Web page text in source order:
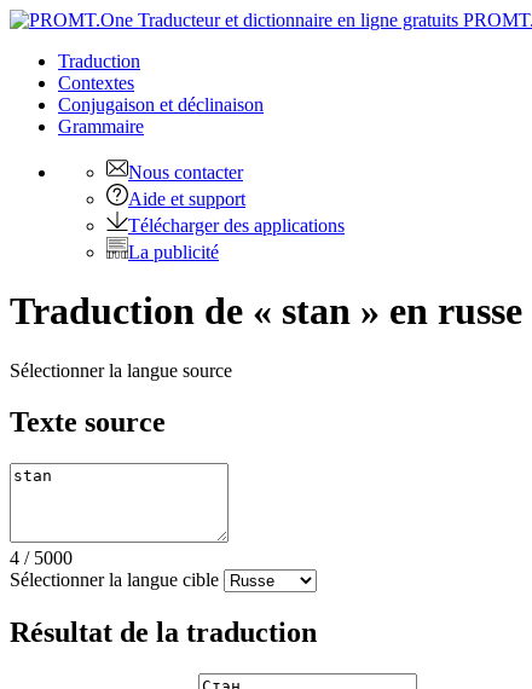
PROMT.
Traduction
Contextes
Conjugaison et déclinaison
Grammaire
Nous contacter
Aide et support
Télécharger des applications
La publicité
Traduction de « stan » en russe
Sélectionner la langue source
Texte source
4 / 5000
Sélectionner la langue cible
Résultat de la traduction